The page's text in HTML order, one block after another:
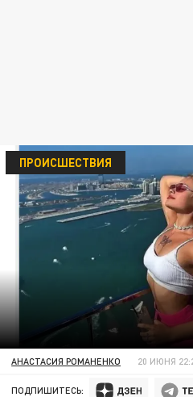
ПРОИСШЕСТВИЯ
АНАСТАСИЯ РОМАНЕНКО 20 ИЮНЯ
ПОДПИШИТЕСЬ: